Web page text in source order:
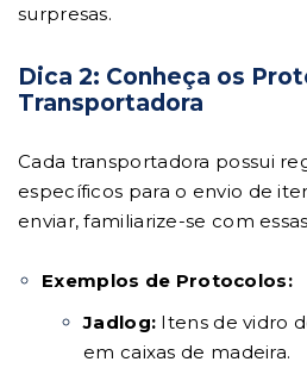
surpresas.
Dica 2: Conheça os
Transportadora
Cada transportadora possui
específicos para o envio de
enviar, familiarize-se com
Exemplos de Protocolos:
Jadlog: Itens de vidro
em caixas de madeira.